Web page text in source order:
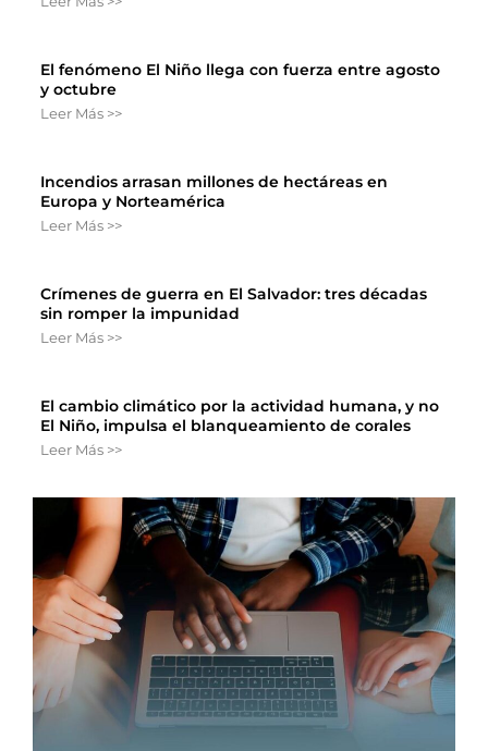
El fenómeno El Niño llega con fuerza entre agosto
y octubre
Leer Más >>
Incendios arrasan millones de hectáreas en
Europa y Norteamérica
Leer Más >>
Crímenes de guerra en El Salvador: tres décadas
sin romper la impunidad
Leer Más >>
El cambio climático por la actividad humana, y no
El Niño, impulsa el blanqueamiento de corales
Leer Más >>